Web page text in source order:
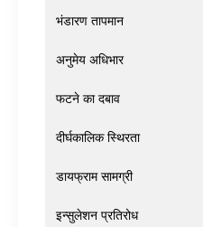
भंडारण तापमान
अनुमेय अधिभार
फटने का दबाव
दीर्घकालिक स्थिरता
डायफ्राम सामग्री
इन्सुलेशन प्रतिरोध